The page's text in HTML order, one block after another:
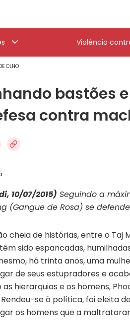
Violência
OLHO
bastões
contra
10/07/2015) Seguindo a
(Gangue de Rosa) se
cheia de histórias, entre o Taj
sido espancadas,
há trinta anos, uma
de seus estupradores e
hierarquias e os homens,
se à política, foi eleita
os homens que a